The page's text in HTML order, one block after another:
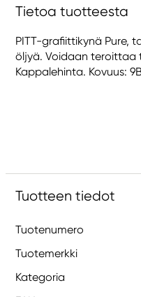
Tietoa tuotteesta
PITT-grafiittikynä Pure,
öljyä. Voidaan teroittaa
Kappalehinta. Kovuus:
Tuotteen tiedot
Tuotenumero
Tuotemerkki
Kategoria